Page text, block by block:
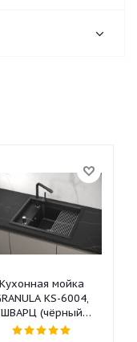
Кухонная мойка
KS-6004,
ШВАРЦ (чёрный
металлик)